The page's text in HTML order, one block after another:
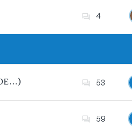
4
53
59